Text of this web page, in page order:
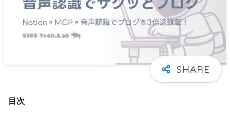
目次